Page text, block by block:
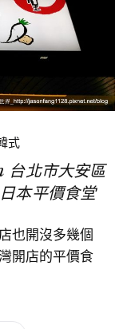
式
台北市大安區
本平價食堂
也開沒多幾個
開店的平價食